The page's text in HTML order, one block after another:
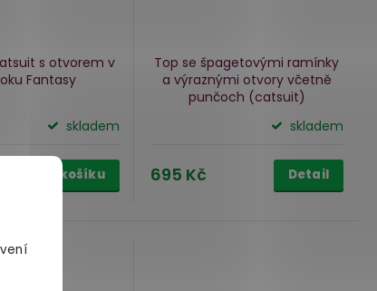
s otvorem v
Fantasy
skladem
Do košíku
Top se špagetovými ramínky
a výraznými otvory včetně
punčoch (catsuit)
skladem
695 Kč Detail